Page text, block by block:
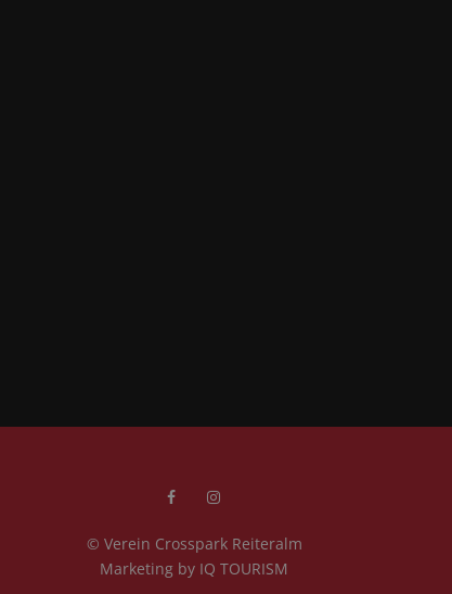
© Verein Crosspark Reiteralm
Marketing by IQ TOURISM